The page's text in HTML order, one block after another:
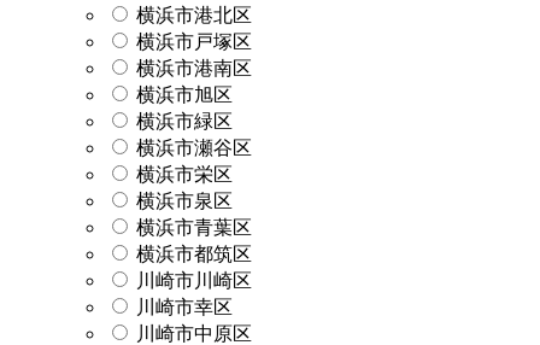
横浜市港北区
横浜市戸塚区
横浜市港南区
横浜市旭区
横浜市緑区
横浜市瀬谷区
横浜市栄区
横浜市泉区
横浜市青葉区
横浜市都筑区
川崎市川崎区
川崎市幸区
川崎市中原区